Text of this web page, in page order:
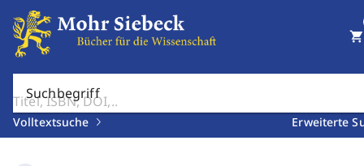
Suchbegriff
Volltextsuche Erweiterte
shopping_cart